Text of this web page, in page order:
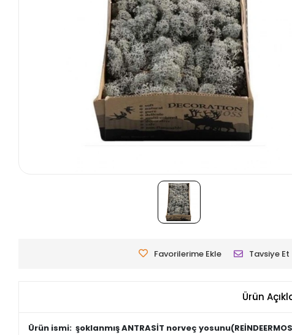
Favorilerime Ekle Tavsiye Et
Ürün
Ürün ismi: şoklanmış ANTRASİT norveç